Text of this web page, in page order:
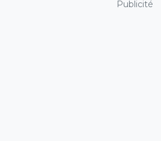
Publicité